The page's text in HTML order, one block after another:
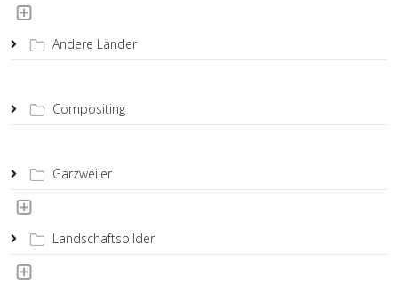
Andere Länder
Compositing
Garzweiler
Landschaftsbilder